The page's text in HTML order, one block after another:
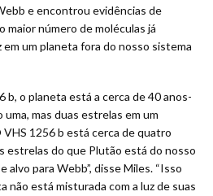
e encontrou evidências de
maior número de moléculas já
um planeta fora do nosso sistema
b, o planeta está a cerca de 40 anos-
mas duas estrelas em um
1256 b está cerca de quatro
estrelas do que Plutão está do nosso
alvo para Webb”, disse Miles. “Isso
não está misturada com a luz de suas